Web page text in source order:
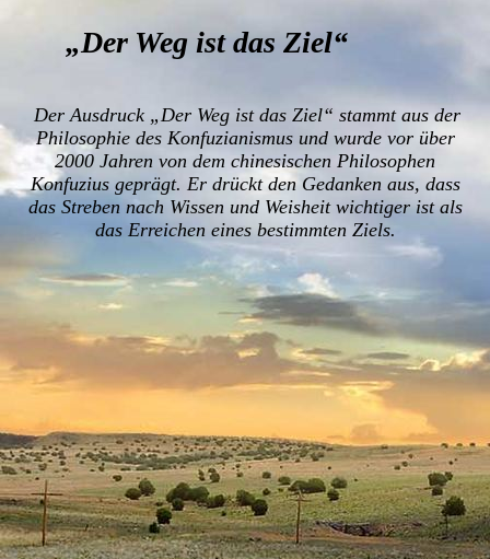
„Der Weg ist das Ziel“
Der Ausdruck „Der Weg ist das Ziel“ stammt aus der
Philosophie des Konfuzianismus und wurde vor über
2000 Jahren von dem chinesischen Philosophen
Konfuzius geprägt. Er drückt den Gedanken aus, dass
das Streben nach Wissen und Weisheit wichtiger ist als
das Erreichen eines bestimmten Ziels.